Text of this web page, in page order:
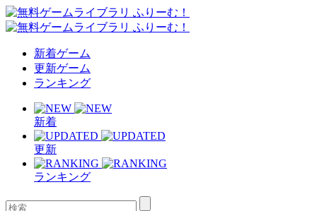
新着ゲーム
更新ゲーム
ランキング
新着
更新
ランキング